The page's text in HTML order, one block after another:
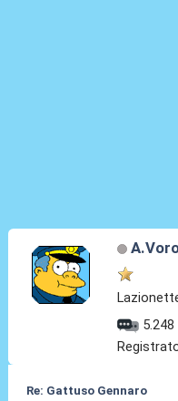
5.248
Re: Gattuso Gennaro